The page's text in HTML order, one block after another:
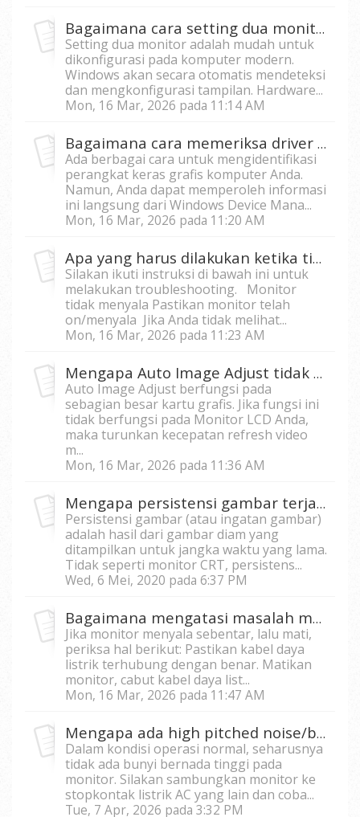
Bagaimana cara setting dua monitor di satu komputer?
Setting dua monitor adalah mudah untuk
dikonfigurasi pada komputer modern.
Windows akan secara otomatis mendeteksi
dan mengkonfigurasi tampilan. Hardware...
Mon, 16 Mar, 2026 pada 11:14 AM
Bagaimana cara memeriksa driver kartu grafis di Windows?
Ada berbagai cara untuk mengidentifikasi
perangkat keras grafis komputer Anda.
Namun, Anda dapat memperoleh informasi
ini langsung dari Windows Device Mana...
Mon, 16 Mar, 2026 pada 11:20 AM
Apa yang harus dilakukan ketika tidak ada tampilan di monitor saya?
Silakan ikuti instruksi di bawah ini untuk
melakukan troubleshooting. Monitor
tidak menyala Pastikan monitor telah
on/menyala Jika Anda tidak melihat...
Mon, 16 Mar, 2026 pada 11:23 AM
Mengapa Auto Image Adjust tidak berfungsi pada monitor saya?
Auto Image Adjust berfungsi pada
sebagian besar kartu grafis. Jika fungsi ini
tidak berfungsi pada Monitor LCD Anda,
maka turunkan kecepatan refresh video
m...
Mon, 16 Mar, 2026 pada 11:36 AM
Mengapa persistensi gambar terjadi pada monitor LCD saya?
Persistensi gambar (atau ingatan gambar)
adalah hasil dari gambar diam yang
ditampilkan untuk jangka waktu yang lama.
Tidak seperti monitor CRT, persistens...
Wed, 6 Mei, 2020 pada 6:37 PM
Bagaimana mengatasi masalah monitor mati secara otomatis?
Jika monitor menyala sebentar, lalu mati,
periksa hal berikut: Pastikan kabel daya
listrik terhubung dengan benar. Matikan
monitor, cabut kabel daya list...
Mon, 16 Mar, 2026 pada 11:47 AM
Mengapa ada high pitched noise/bunyi bernada tinggi dari monitor saya?
Dalam kondisi operasi normal, seharusnya
tidak ada bunyi bernada tinggi pada
monitor. Silakan sambungkan monitor ke
stopkontak listrik AC yang lain dan coba...
Tue, 7 Apr, 2026 pada 3:32 PM